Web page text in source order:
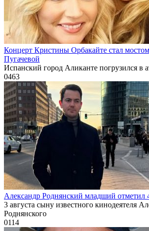
Концерт Кристины Орбакайте стал
Пугачевой
Испанский город Аликанте погрузился в
0463
Александр Роднянский младший отметил
3 августа сыну известного кинодеятеля
Роднянского
0114